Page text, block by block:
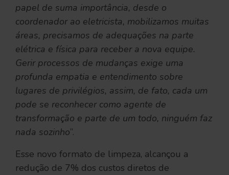
papel de suma importância, desde o
coordenador ao eletricista, mobilizamos muitas
áreas, precisamos de adequações na parte
elétrica e física para receber a nova equipe.
Gerir processos de mudanças exige uma
profunda empatia e entendimento sobre
lugares de privilégios, assim, de fato, cada um
pode se reconhecer como agente de
transformação e parte de um todo, ninguém faz
nada sozinho”.
Esse novo formato de limpeza, alcançou a
redução de 7% dos custos diretos de